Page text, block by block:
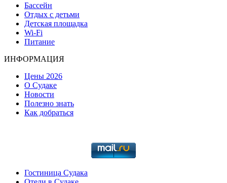
Бассейн
Отдых с детьми
Детская площадка
Wi-Fi
Питание
ИНФОРМАЦИЯ
Цены 2026
О Судаке
Новости
Полезно знать
Как добраться
Гостиница Судака